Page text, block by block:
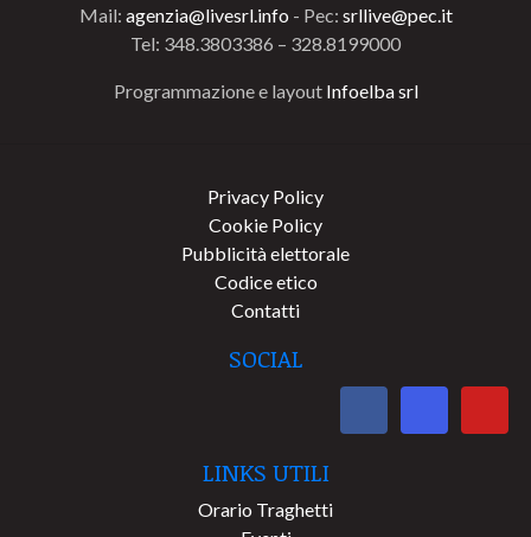
Mail: agenzia@livesrl.info - Pec: srllive@pec.it
Tel: 348.3803386 – 328.8199000
Programmazione e layout Infoelba srl
Privacy Policy
Cookie Policy
Pubblicità elettorale
Codice etico
Contatti
SOCIAL
LINKS UTILI
Orario Traghetti